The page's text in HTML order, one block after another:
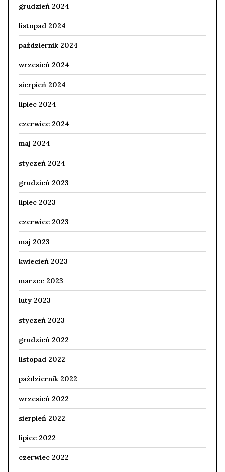
grudzień 2024
listopad 2024
październik 2024
wrzesień 2024
sierpień 2024
lipiec 2024
czerwiec 2024
maj 2024
styczeń 2024
grudzień 2023
lipiec 2023
czerwiec 2023
maj 2023
kwiecień 2023
marzec 2023
luty 2023
styczeń 2023
grudzień 2022
listopad 2022
październik 2022
wrzesień 2022
sierpień 2022
lipiec 2022
czerwiec 2022